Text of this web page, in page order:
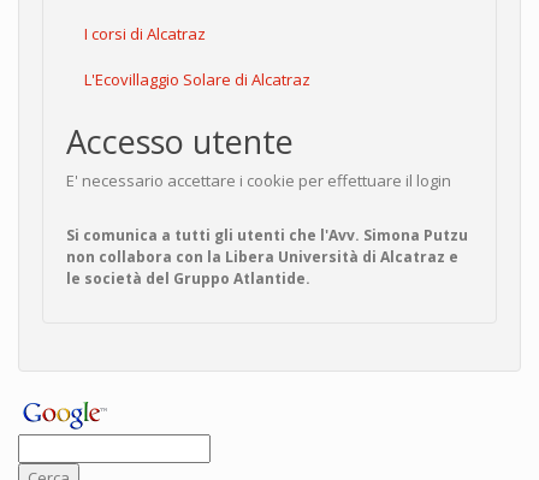
I corsi di Alcatraz
L'Ecovillaggio Solare di Alcatraz
Accesso utente
E' necessario accettare i cookie per effettuare il login
Si comunica a tutti gli utenti che l'Avv. Simona Putzu
non collabora con la Libera Università di Alcatraz e
le società del Gruppo Atlantide.